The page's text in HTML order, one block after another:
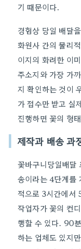
기 때문이다.
경험상 당일 배달
화원사 간의 물리
이지의 화려한 이
주소지와 가장 가
지 확인하는 것이
가 접수만 받고 실
진행하면 꽃의 형
제작과 배송 과
꽃바구니당일배달
송이라는 4단계를
적으로 3시간에서
작업자가 꽃의 컨
행할 수 있다. 90
하는 업체도 있지